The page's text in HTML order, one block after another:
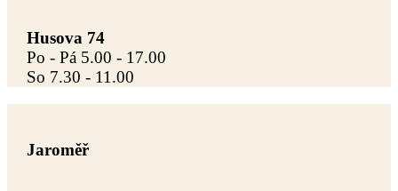
Husova 74
Po - Pá 5.00 - 17.00
So 7.30 - 11.00
Jaroměř